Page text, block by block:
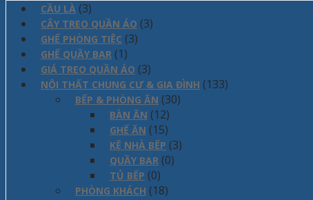
CẦU LÀ (3)
CÂY TREO QUẦN ÁO (3)
GHẾ PHÒNG TIỆC (3)
GHẾ QUẦY BAR (1)
GIÁ TREO QUẦN ÁO (3)
NỘI THẤT CHUNG CƯ & GIA ĐÌNH (133)
BẾP & PHÒNG ĂN (30)
BÀN ĂN (12)
GHẾ ĂN (15)
KỆ NHÀ BẾP (3)
QUẦY BAR (0)
TỦ BẾP (0)
PHÒNG KHÁCH (18)